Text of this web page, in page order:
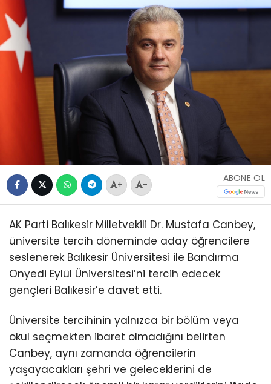
+ -
ABONE OL
AK Parti Balıkesir Milletvekili Dr. Mustafa Canbey,
üniversite tercih döneminde aday öğrencilere
seslenerek Balıkesir Üniversitesi ile Bandırma
Onyedi Eylül Üniversitesi’ni tercih edecek
gençleri Balıkesir’e davet etti.
Üniversite tercihinin yalnızca bir bölüm veya
okul seçmekten ibaret olmadığını belirten
Canbey, aynı zamanda öğrencilerin
yaşayacakları şehri ve geleceklerini de